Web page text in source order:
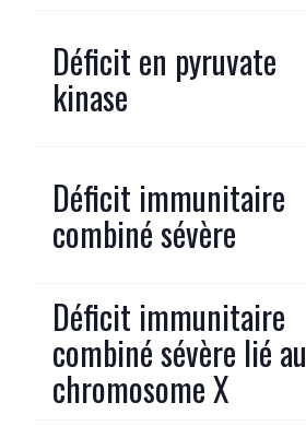
Déficit en pyruvate
kinase
Déficit immunitaire
combiné sévère
Déficit immunitaire
combiné sévère lié au
chromosome X